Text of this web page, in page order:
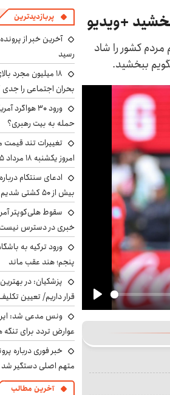
+ویدیو
کشور را شاد
ببخشید.
Play
پربازدیدترین
آخرین خبر از
رسید
بحران اجتماعی را
ورود ۳۰
حمله به بیت رهبری؟
تغییرات تند قیمت
امروز یکشنبه ۱۸ مرداد ۱۴۰۵ +جدول
ادعای سنتکام
بیش از ۵۰ کشتی شدیم!
سقوط هلی‌کوپتر
خبری در دسترس نیست
ورود ترکیه به
پنجم؛ هند عقب ماند
پزشکیان‌: در
قرار داریم/ تعیین
ونس مدعی شد:
عوارض تردد برای
خبر فوری درباره
متهم اصلی دستگیر شد
آخرین مطالب